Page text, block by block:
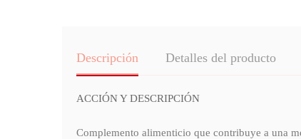
Descripción Detalles del producto
ACCIÓN Y DESCRIPCIÓN
Complemento alimenticio que contribuye a una